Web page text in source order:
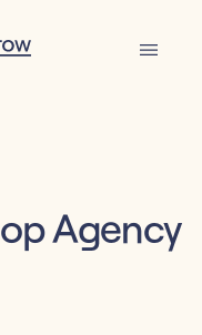
Agency